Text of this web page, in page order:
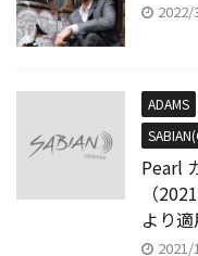
ADAMS
Pearl
（
より適